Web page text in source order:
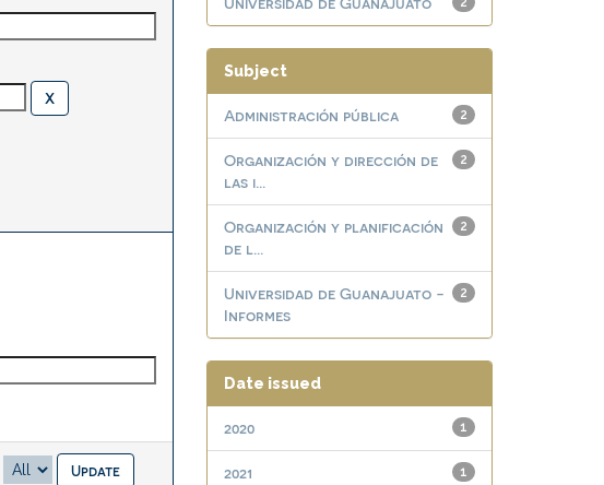
Subject
2
Administración pública
2
Organización y dirección de
las i...
2
Organización y planificación
de l...
2
Universidad de Guanajuato -
Informes
Date issued
1
2020
1
2021